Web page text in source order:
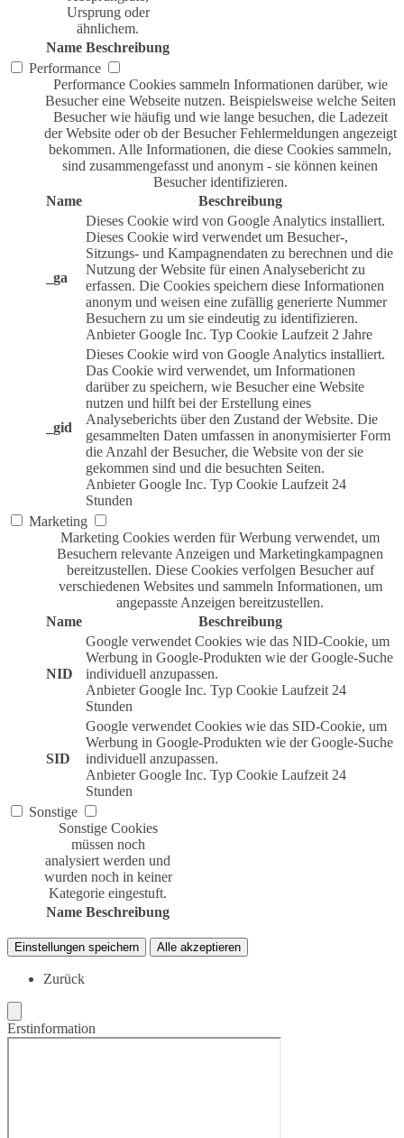
Ursprung oder
ähnlichem.
Name Beschreibung
Performance
Performance Cookies sammeln Informationen darüber, wie
Besucher eine Webseite nutzen. Beispielsweise welche Seiten
Besucher wie häufig und wie lange besuchen, die Ladezeit
der Website oder ob der Besucher Fehlermeldungen angezeigt
bekommen. Alle Informationen, die diese Cookies sammeln,
sind zusammengefasst und anonym - sie können keinen
Besucher identifizieren.
Name
Beschreibung
_ga
Dieses Cookie wird von Google Analytics installiert.
Dieses Cookie wird verwendet um Besucher-,
Sitzungs- und Kampagnendaten zu berechnen und die
Nutzung der Website für einen Analysebericht zu
erfassen. Die Cookies speichern diese Informationen
anonym und weisen eine zufällig generierte Nummer
Besuchern zu um sie eindeutig zu identifizieren.
Anbieter Google Inc. Typ Cookie Laufzeit 2 Jahre
_gid
Dieses Cookie wird von Google Analytics installiert.
Das Cookie wird verwendet, um Informationen
darüber zu speichern, wie Besucher eine Website
nutzen und hilft bei der Erstellung eines
Analyseberichts über den Zustand der Website. Die
gesammelten Daten umfassen in anonymisierter Form
die Anzahl der Besucher, die Website von der sie
gekommen sind und die besuchten Seiten.
Anbieter Google Inc. Typ Cookie Laufzeit 24
Stunden
Marketing
Marketing Cookies werden für Werbung verwendet, um
Besuchern relevante Anzeigen und Marketingkampagnen
bereitzustellen. Diese Cookies verfolgen Besucher auf
verschiedenen Websites und sammeln Informationen, um
angepasste Anzeigen bereitzustellen.
Name
Beschreibung
NID
Google verwendet Cookies wie das NID-Cookie, um
Werbung in Google-Produkten wie der Google-Suche
individuell anzupassen.
Anbieter Google Inc. Typ Cookie Laufzeit 24
Stunden
SID
Google verwendet Cookies wie das SID-Cookie, um
Werbung in Google-Produkten wie der Google-Suche
individuell anzupassen.
Anbieter Google Inc. Typ Cookie Laufzeit 24
Stunden
Sonstige
Sonstige Cookies
müssen noch
analysiert werden und
wurden noch in keiner
Kategorie eingestuft.
Name Beschreibung
Einstellungen speichern Alle akzeptieren
Zurück
Erstinformation